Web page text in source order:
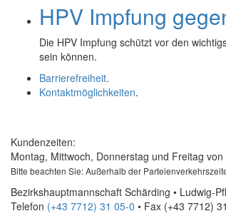
HPV Impfung
Die HPV Impfung schützt vor den
sein können.
Barrierefreiheit.
Kontaktmöglichkeiten.
Kundenzeiten:
Montag, Mittwoch, Donnerstag und Freitag
Bitte beachten Sie: Außerhalb der
Bezirkshauptmannschaft Schärding • Ludwig-
Telefon (+43 7712) 31 05-0 • Fax (+43 7712)